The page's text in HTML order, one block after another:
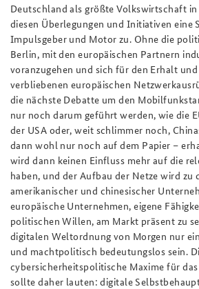
Deutschland als größte Volkswirtschaft
diesen Überlegungen und Initiativen eine
Impulsgeber und Motor zu. Ohne die
Berlin, mit den europäischen Partnern
voranzugehen und sich für den Erhalt
verbliebenen europäischen
die nächste Debatte um den
nur noch darum geführt werden, wie die
der USA oder, weit schlimmer noch,
dann wohl nur noch auf dem Papier –
wird dann keinen Einfluss mehr auf die
haben, und der Aufbau der Netze wird zu
amerikanischer und chinesischer
europäische Unternehmen, eigene
politischen Willen, am Markt präsent zu
digitalen Weltordnung von Morgen nur
und machtpolitisch bedeutungslos sein.
cybersicherheitspolitische Maxime für
sollte daher lauten: digitale